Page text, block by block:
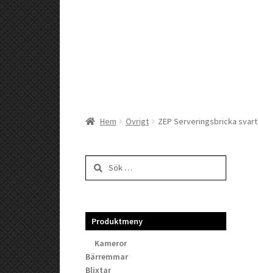
Hem Övrigt ZEP Serveringsbricka svart
Sök
efter:
Produktmeny
Kameror
Bärremmar
Blixtar